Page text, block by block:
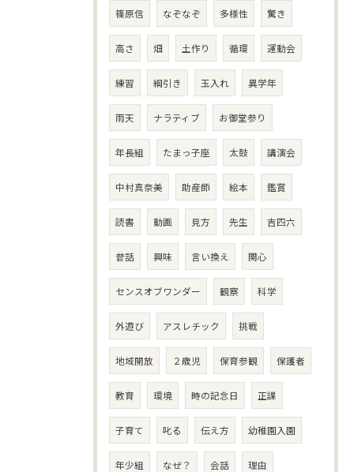
篠原信 なぞなぞ 多様性 驚き
高さ 畑 土作り 循環 運動会
練習 綱引き 玉入れ 異学年
雨天 ナラティブ お御堂参り
年長組 たまっ子座 太鼓 講演会
中村真奈美 助産師 絵本 鑑賞
読書 動画 見方 先生 吉四六
昔話 興味 言い換え 関心
センスオブワンダー 観察 科学
外遊び アスレチック 挑戦
地域開放 ２歳児 保育参観 保護者
教育 環境 時の記念日 正課
子育て 叱る 伝え方 幼稚園入園
年少組 なぜ？ 会話 理由